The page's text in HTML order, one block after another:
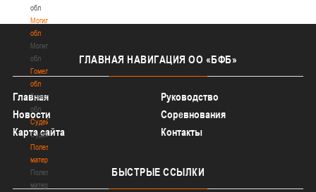
обл
Могилевская
обл
Могилевская
обл
Гомельская
обл
Гомельская
обл
Судейство
Судейство
Полезные
материалы
Полезные
материалы
ГЛАВНАЯ НАВИГАЦИЯ ОО «БФБ»
Главная
Руководство
Новости
Соревнования
Карта сайта
Контакты
БЫСТРЫЕ ССЫЛКИ